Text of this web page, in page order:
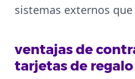
sistemas externos
ventajas de
tarjetas de